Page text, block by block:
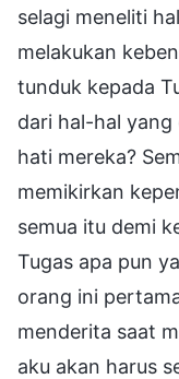
selagi meneliti
melakukan
tunduk kepada
dari hal-hal yang
hati mereka?
memikirkan
semua itu demi
Tugas apa pun
orang ini
menderita saat
aku akan harus